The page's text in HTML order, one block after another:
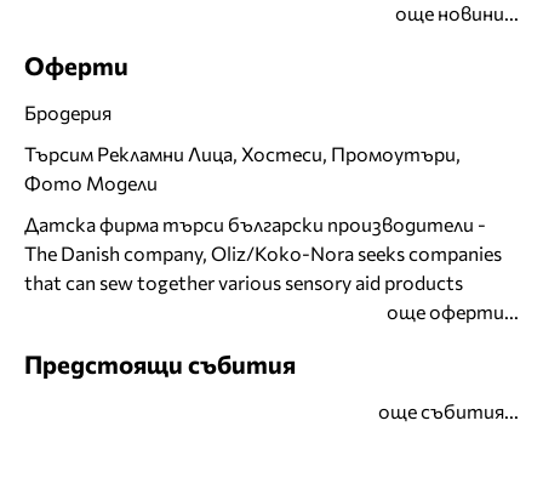
още новини...
Оферти
Бродерия
Търсим Рекламни Лица, Хостеси, Промоутъри,
Фото Модели
Датска фирма търси български производители -
The Danish company, Oliz/Koko-Nora seeks companies
that can sew together various sensory aid products
още оферти...
Предстоящи събития
още събития...